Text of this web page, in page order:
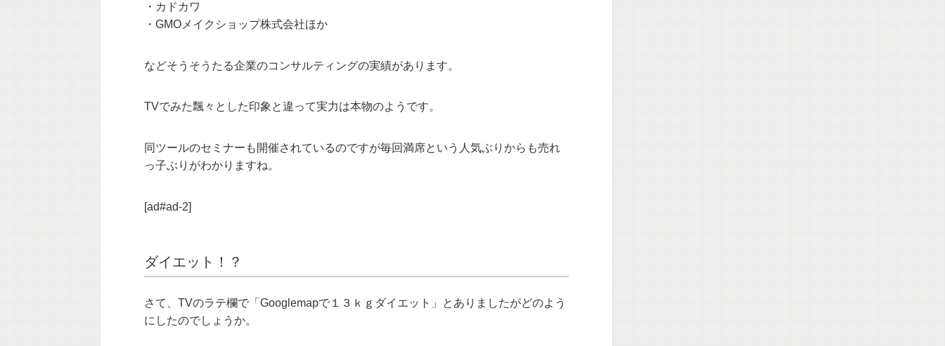
・カドカワ
・GMOメイクショップ株式会社ほか
などそうそうたる企業のコンサルティングの実績があります。
TVでみた飄々とした印象と違って実力は本物のようです。
同ツールのセミナーも開催されているのですが毎回満席という人気ぶりからも売れ
っ子ぶりがわかりますね。
[ad#ad-2]
ダイエット！？
さて、TVのラテ欄で「Googlemapで１３ｋｇダイエット」とありましたがどのよう
にしたのでしょうか。